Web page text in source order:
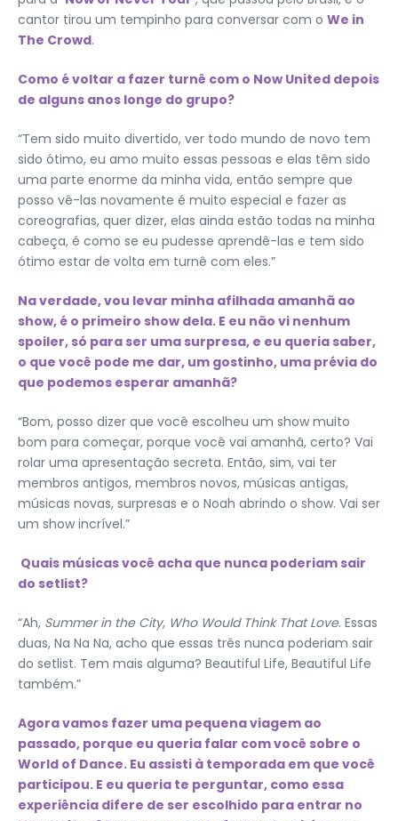
cantor tirou um tempinho para conversar com o We in
The Crowd.
Como é voltar a fazer turnê com o Now United depois
de alguns anos longe do grupo?
“Tem sido muito divertido, ver todo mundo de novo tem
sido ótimo, eu amo muito essas pessoas e elas têm sido
uma parte enorme da minha vida, então sempre que
posso vê-las novamente é muito especial e fazer as
coreografias, quer dizer, elas ainda estão todas na minha
cabeça, é como se eu pudesse aprendê-las e tem sido
ótimo estar de volta em turnê com eles.”
Na verdade, vou levar minha afilhada amanhã ao
show, é o primeiro show dela. E eu não vi nenhum
spoiler, só para ser uma surpresa, e eu queria saber,
o que você pode me dar, um gostinho, uma prévia do
que podemos esperar amanhã?
“Bom, posso dizer que você escolheu um show muito
bom para começar, porque você vai amanhã, certo? Vai
rolar uma apresentação secreta. Então, sim, vai ter
membros antigos, membros novos, músicas antigas,
músicas novas, surpresas e o Noah abrindo o show. Vai ser
um show incrível.”
Quais músicas você acha que nunca poderiam sair
do setlist?
“Ah, Summer in the City, Who Would Think That Love. Essas
duas, Na Na Na, acho que essas três nunca poderiam sair
do setlist. Tem mais alguma? Beautiful Life, Beautiful Life
também.”
Agora vamos fazer uma pequena viagem ao
passado, porque eu queria falar com você sobre o
World of Dance. Eu assisti à temporada em que você
participou. E eu queria te perguntar, como essa
experiência difere de ser escolhido para entrar no